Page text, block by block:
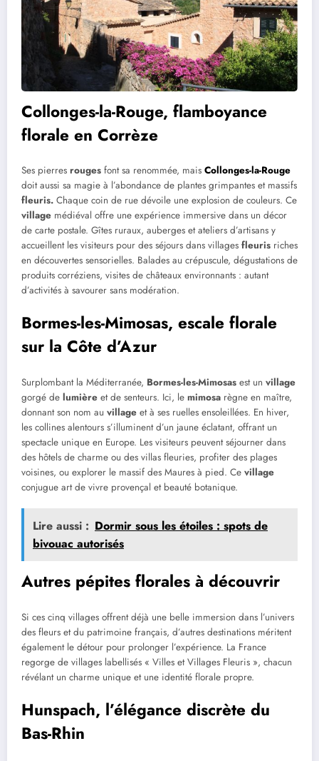
Collonges-la-Rouge, flamboyance
florale en Corrèze
Ses pierres rouges font sa renommée, mais Collonges-la-Rouge
doit aussi sa magie à l’abondance de plantes grimpantes et massifs
fleuris. Chaque coin de rue dévoile une explosion de couleurs. Ce
village médiéval offre une expérience immersive dans un décor
de carte postale. Gîtes ruraux, auberges et ateliers d’artisans y
accueillent les visiteurs pour des séjours dans villages fleuris riches
en découvertes sensorielles. Balades au crépuscule, dégustations de
produits corréziens, visites de châteaux environnants : autant
d’activités à savourer sans modération.
Bormes-les-Mimosas, escale florale
sur la Côte d’Azur
Surplombant la Méditerranée, Bormes-les-Mimosas est un village
gorgé de lumière et de senteurs. Ici, le mimosa règne en maître,
donnant son nom au village et à ses ruelles ensoleillées. En hiver,
les collines alentours s’illuminent d’un jaune éclatant, offrant un
spectacle unique en Europe. Les visiteurs peuvent séjourner dans
des hôtels de charme ou des villas fleuries, profiter des plages
voisines, ou explorer le massif des Maures à pied. Ce village
conjugue art de vivre provençal et beauté botanique.
Lire aussi : Dormir sous les étoiles : spots de
bivouac autorisés
Autres pépites florales à découvrir
Si ces cinq villages offrent déjà une belle immersion dans l’univers
des fleurs et du patrimoine français, d’autres destinations méritent
également le détour pour prolonger l’expérience. La France
regorge de villages labellisés « Villes et Villages Fleuris », chacun
révélant un charme unique et une identité florale propre.
Hunspach, l’élégance discrète du
Bas-Rhin